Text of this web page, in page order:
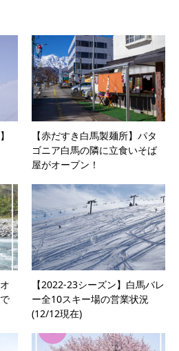
【赤だすき白馬製麺所】パタ
ゴニア白馬の隣に立食いそば
屋がオープン！
【2022-23シーズン】白馬バレ
ー全10スキー場の営業状況
(12/12現在)